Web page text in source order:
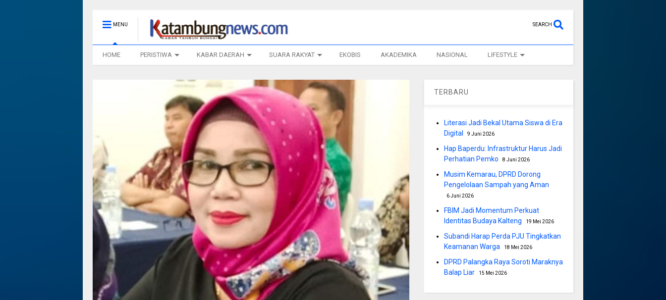
MENU SEARCH
HOME PERISTIWA KABAR DAERAH SUARA RAKYAT EKOBIS AKADEMIKA NASIONAL LIFESTYLE
TERBARU
Literasi Jadi Bekal Utama Siswa di Era
Digital
9 Juni 2026
Hap Baperdu: Infrastruktur Harus Jadi
Perhatian Pemko
8 Juni 2026
Musim Kemarau, DPRD Dorong
Pengelolaan Sampah yang Aman
6 Juni 2026
FBIM Jadi Momentum Perkuat
Identitas Budaya Kalteng
19 Mei 2026
Subandi Harap Perda PJU Tingkatkan
Keamanan Warga
18 Mei 2026
DPRD Palangka Raya Soroti Maraknya
Balap Liar
15 Mei 2026